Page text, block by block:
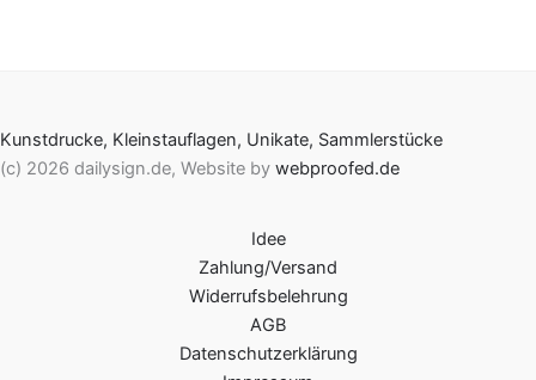
Kunstdrucke, Kleinstauflagen, Unikate, Sammlerstücke
(c) 2026 dailysign.de, Website by webproofed.de
Idee
Zahlung/Versand
Widerrufsbelehrung
AGB
Datenschutzerklärung